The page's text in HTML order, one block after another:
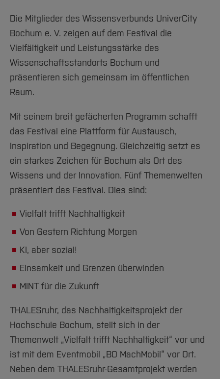
Die Mitglieder des Wissensverbunds UniverCity
Bochum e. V. zeigen auf dem Festival die
Vielfältigkeit und Leistungsstärke des
Wissenschaftsstandorts Bochum und
präsentieren sich gemeinsam im öffentlichen
Raum.
Mit seinem breit gefächerten Programm schafft
das Festival eine Plattform für Austausch,
Inspiration und Begegnung. Gleichzeitig setzt es
ein starkes Zeichen für Bochum als Ort des
Wissens und der Innovation. Fünf Themenwelten
präsentiert das Festival. Dies sind:
Vielfalt trifft Nachhaltigkeit
Von Gestern Richtung Morgen
KI, aber sozial!
Einsamkeit und Grenzen überwinden
MINT für die Zukunft
THALESruhr, das Nachhaltigkeitsprojekt der
Hochschule Bochum, stellt sich in der
Themenwelt „Vielfalt trifft Nachhaltigkeit“ vor und
ist mit dem Eventmobil „BO MachMobil“ vor Ort.
Neben dem THALESruhr-Gesamtprojekt werden